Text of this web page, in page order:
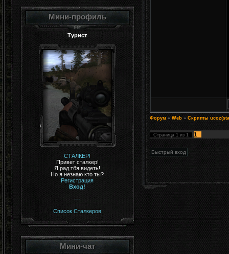
Мини-профиль
Турист
СТАЛКЕР!
Привет сталкер!
Я рад тбя видеть!
Но я незнаю кто ты?
Регистрация
Вход!
---
Список Сталкеров
Мини-чат
Форум » Web » Скрипты
Страница 1 из 1 1